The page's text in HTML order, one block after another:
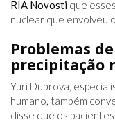
RIA Novosti que
nuclear que envolveu
Problemas
precipitação
Yuri Dubrova,
humano, também
disse que os